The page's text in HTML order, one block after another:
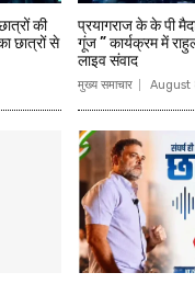
की
छात्रों से
प्रयागराज के के पी
गूंज ” कार्यक्रम में
लाइव संवाद
मुख्य समाचार August